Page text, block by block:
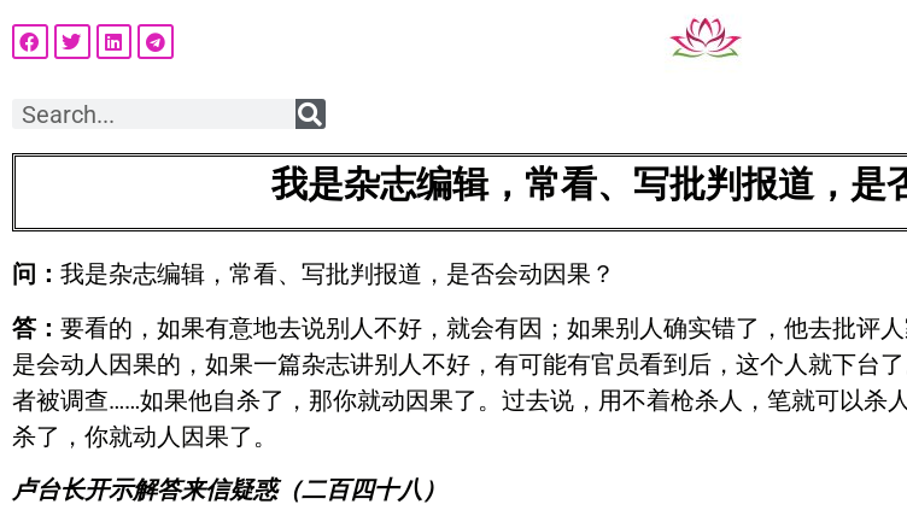
我是杂志编辑，常看、写批判报道，是
问： 我是杂志编辑，常看、写批判报道，是否会动因果？
答： 要看的，如果有意地去说别人不好，就会有因；如果别人确实错了，他去批评
是会动人因果的，如果一篇杂志讲别人不好，有可能有官员看到后，这个人就下台
者被调查……如果他自杀了，那你就动因果了。过去说，用不着枪杀人，笔就可以杀
杀了，你就动人因果了。
卢台长开示解答来信疑惑（二百四十八）